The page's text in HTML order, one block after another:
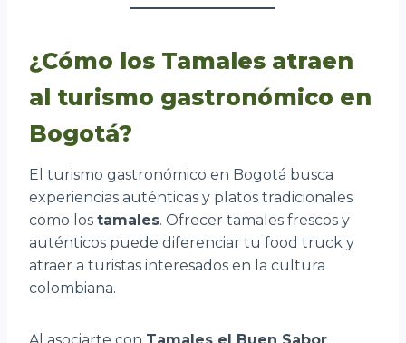
¿Cómo los Tamales atraen
al turismo gastronómico en
Bogotá?
El turismo gastronómico en Bogotá busca
experiencias auténticas y platos tradicionales
como los tamales. Ofrecer tamales frescos y
auténticos puede diferenciar tu food truck y
atraer a turistas interesados en la cultura
colombiana.